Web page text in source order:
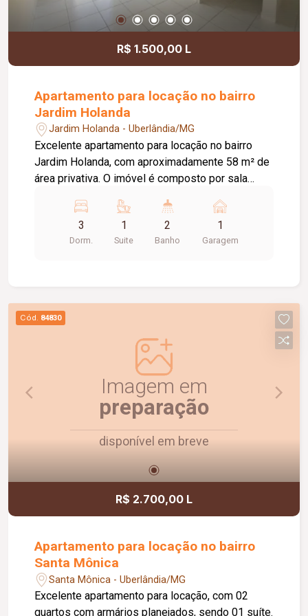
receber sua empresa.
R$ 1.500,00 L
Apartamento para locação no bairro
Jardim Holanda
Jardim Holanda - Uberlândia/MG
Excelente apartamento para locação no bairro
Jardim Holanda, com aproximadamente 58 m² de
área privativa. O imóvel é composto por sala
planejados e bancada, área de serviço, 03
quartos, sendo 02 com armários planejados e 01
suíte. Possui ainda 01 banheiro social com box
praticidade e uma ótima localização. Agende uma
visita e venha conhecer!
3
Dorm.
1
Suite
2
Banho
1
Garagem
Cód. 84830
Imagem em
preparação
disponível em breve
R$ 2.700,00 L
Apartamento para locação no bairro
Santa Mônica
Santa Mônica - Uberlândia/MG
Excelente apartamento para locação, com 02
quartos com armários planejados, sendo 01 suíte.